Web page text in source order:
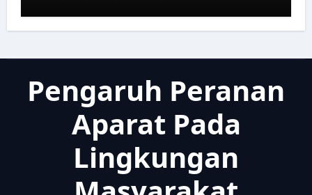
Pengaruh Peranan
Aparat Pada
Lingkungan